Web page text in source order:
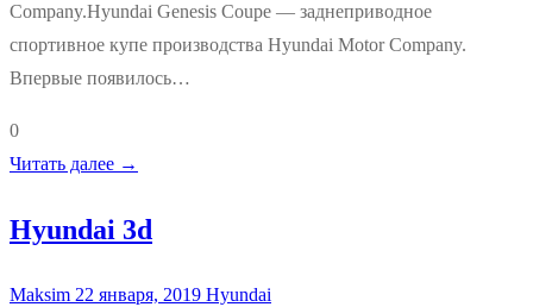
Company.Hyundai Genesis Coupe — заднеприводное
спортивное купе производства Hyundai Motor Company.
Впервые появилось…
0
Читать далее →
Hyundai 3d
Maksim 22 января, 2019 Hyundai